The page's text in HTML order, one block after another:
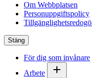
Om Webbplatsen
Personuppgiftspolicy
Stäng
För dig som invånare
Arbete